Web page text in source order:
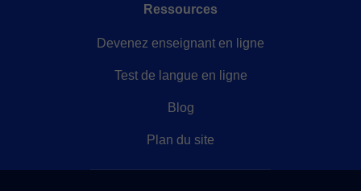
Ressources
Devenez enseignant en ligne
Test de langue en ligne
Blog
Plan du site